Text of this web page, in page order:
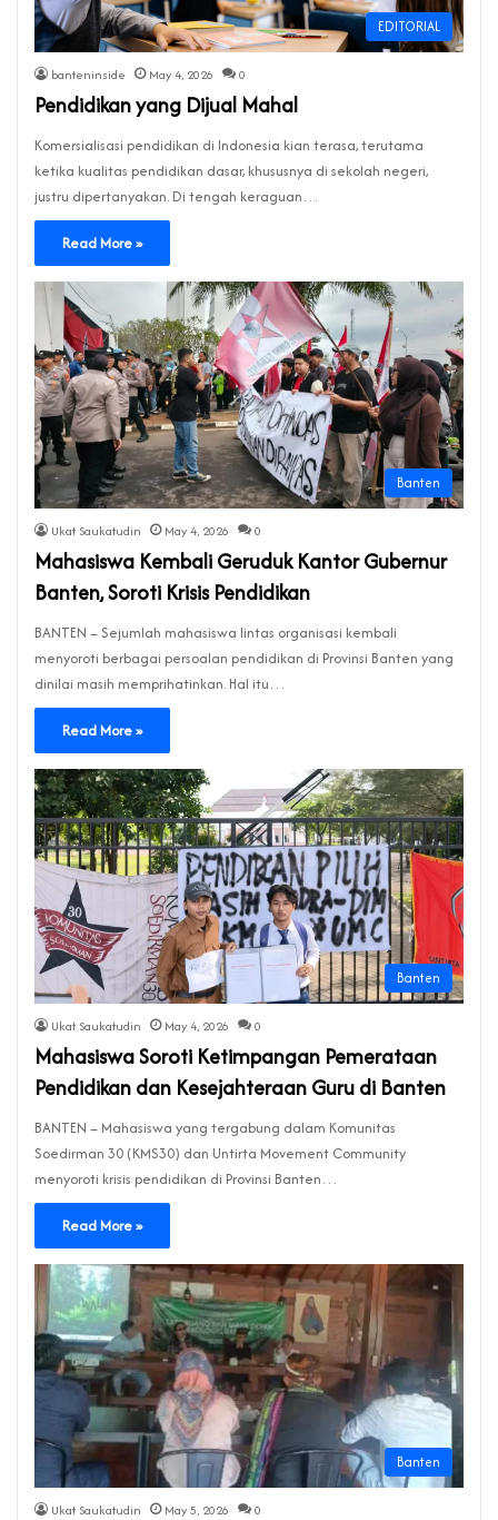
EDITORIAL
banteninside May 4, 2026 0
Pendidikan yang Dijual Mahal
Komersialisasi pendidikan di Indonesia kian terasa, terutama
ketika kualitas pendidikan dasar, khususnya di sekolah negeri,
justru dipertanyakan. Di tengah keraguan…
Read More »
Banten
Ukat Saukatudin May 4, 2026 0
Mahasiswa Kembali Geruduk Kantor Gubernur
Banten, Soroti Krisis Pendidikan
BANTEN – Sejumlah mahasiswa lintas organisasi kembali
menyoroti berbagai persoalan pendidikan di Provinsi Banten yang
dinilai masih memprihatinkan. Hal itu…
Read More »
Banten
Ukat Saukatudin May 4, 2026 0
Mahasiswa Soroti Ketimpangan Pemerataan
Pendidikan dan Kesejahteraan Guru di Banten
BANTEN – Mahasiswa yang tergabung dalam Komunitas
Soedirman 30 (KMS30) dan Untirta Movement Community
menyoroti krisis pendidikan di Provinsi Banten…
Read More »
Banten
Ukat Saukatudin May 5, 2026 0